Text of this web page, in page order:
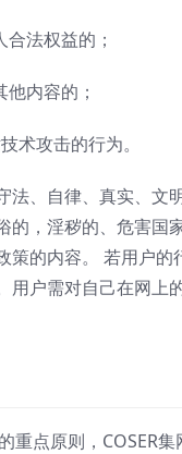
法权益的；
内容的；
术攻击的行为。
法、自律、真实、
的，淫秽的、危害
的内容。 若用户
用户需对自己在网上
重点原则，COSER